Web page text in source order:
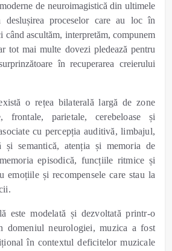
de neuroimagistică din ultimele
proceselor care au loc în
când ascultăm, interpretăm, compunem
tot mai multe dovezi pledează pentru
în recuperarea creierului
o rețea bilaterală largă de zone
frontale, parietale, cerebeloase și
cu percepția auditivă, limbajul,
și semantică, atenția și memoria de
episodică, funcțiile ritmice și
emoțiile și recompensele care stau la
este modelată și dezvoltată printr-o
domeniul neurologiei, muzica a fost
în contextul deficitelor muzicale